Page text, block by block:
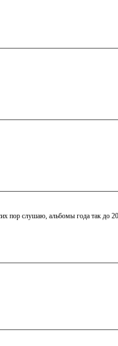
пор слушаю, альбомы года так до